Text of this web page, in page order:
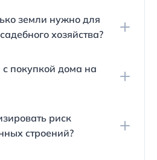
миллионов рублей.
земли нужно для
хозяйства?
домашнее хозяйство и
составляет пять соток.
покупкой дома на
самостроями
к шуму и другим
риск
строений?